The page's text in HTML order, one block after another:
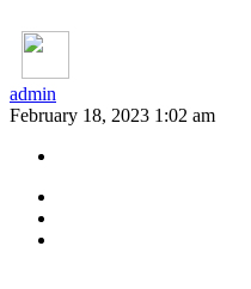
admin
February 18, 2023 1:02 am